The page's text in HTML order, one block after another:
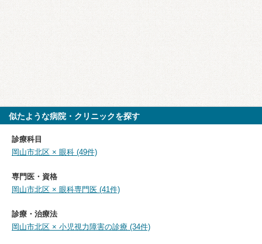
似たような病院・クリニックを探す
診療科目
岡山市北区 × 眼科 (49件)
専門医・資格
岡山市北区 × 眼科専門医 (41件)
診療・治療法
岡山市北区 × 小児視力障害の診療 (34件)